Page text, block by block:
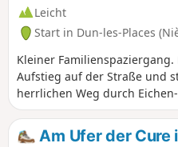
Leicht
Start in Dun-les-Places
Kleiner
Aufstieg auf der Straße und
herrlichen Weg durch
Haselnusswälder bis zur
zum Ausgangspunkt
Am Ufer der Cure